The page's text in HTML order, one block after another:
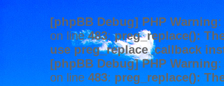
[phpBB Debug] PHP Warning
on line483:preg_replace():
use preg_replace_callback
[phpBB Debug] PHP Warning
on line 483: preg_replace():